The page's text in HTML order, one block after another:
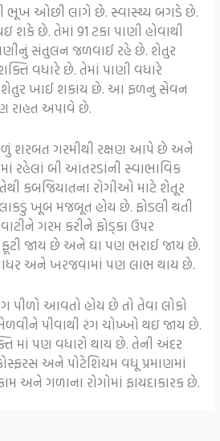
ભૂખ ઓછી લાગે છે. સ્વાસ્થ્ય બગડે છે.
છે. તેમાં 91 ટકા પાણી હોવાથી
સંતુલન જળવાઈ રહે છે. શેતુર
વધારે છે. તેમાં પાણી વધારે
શેતુર ખાઈ શકાય છે. આ ફળનુ સેવન
રાહત અપાવે છે.
શરબત ગરમીથી રક્ષણ આપે છે અને
રહેલાં બી આંતરડાંની સ્વાભાવિક
કબજિયાતના રોગીઓ માટે શેતૂર
ખૂબ મજબૂત હોય છે. ફોડલી થતી
ગરમ કરીને ફોડ્કા ઉપર
ફૂટી જાય છે અને ઘા પણ ભરાઈ જાય છે.
અને ખરજવામાં પણ લાભ થાય છે.
પીળો આવતો હોય છે તો તેવા લોકો
પીવાથી રંગ ચોખ્ખો થઇ જાય છે.
માં પણ વધારો થાય છે. તેની અંદર
અને પોટેશિયમ વધૂ પ્રમાણમાં
અને ગળાના રોગોમાં ફાયદાકારક છે.